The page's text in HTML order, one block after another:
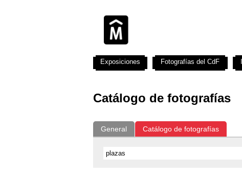
Catálogo de fotografías
General Catálogo de fotografías
Exposiciones Fotografías del CdF